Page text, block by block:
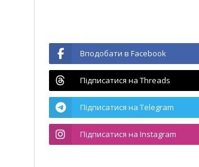
Вподобати в Facebook
Підписатися на Threads
Підписатися на Telegram
Підписатися на Instagram